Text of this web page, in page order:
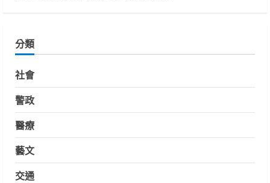
分類
社會
警政
醫療
藝文
交通